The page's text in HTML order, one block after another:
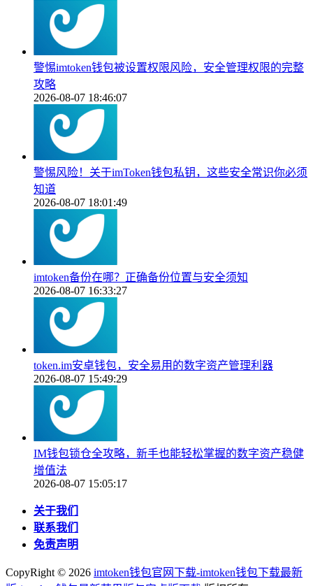
警惕imtoken钱包被设置权限风险，安全管理权限的完整
攻略
2026-08-07 18:46:07
警惕风险！关于imToken钱包私钥，这些安全常识你必须
知道
2026-08-07 18:01:49
imtoken备份在哪？正确备份位置与安全须知
2026-08-07 16:33:27
token.im安卓钱包，安全易用的数字资产管理利器
2026-08-07 15:49:29
IM钱包锁仓全攻略，新手也能轻松掌握的数字资产稳健
增值法
2026-08-07 15:05:17
关于我们
联系我们
免责声明
CopyRight © 2026 imtoken钱包官网下载-imtoken钱包下载最新